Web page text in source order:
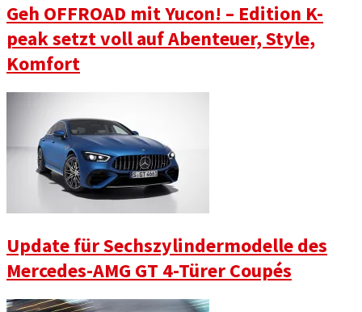
Geh OFFROAD mit Yucon! – Edition K-
peak setzt voll auf Abenteuer, Style,
Komfort
Update für Sechszylindermodelle des
Mercedes-AMG GT 4-Türer Coupés